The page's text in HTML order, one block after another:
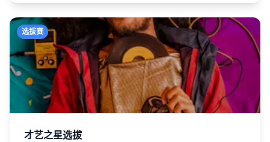
选拔赛
才艺之星选拔